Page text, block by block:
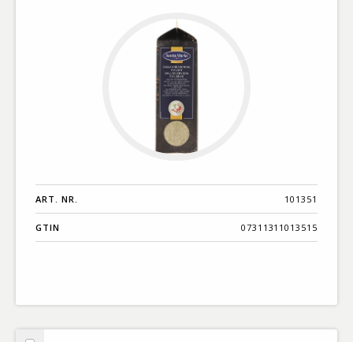
ART. NR. 101351
GTIN 07311311013515